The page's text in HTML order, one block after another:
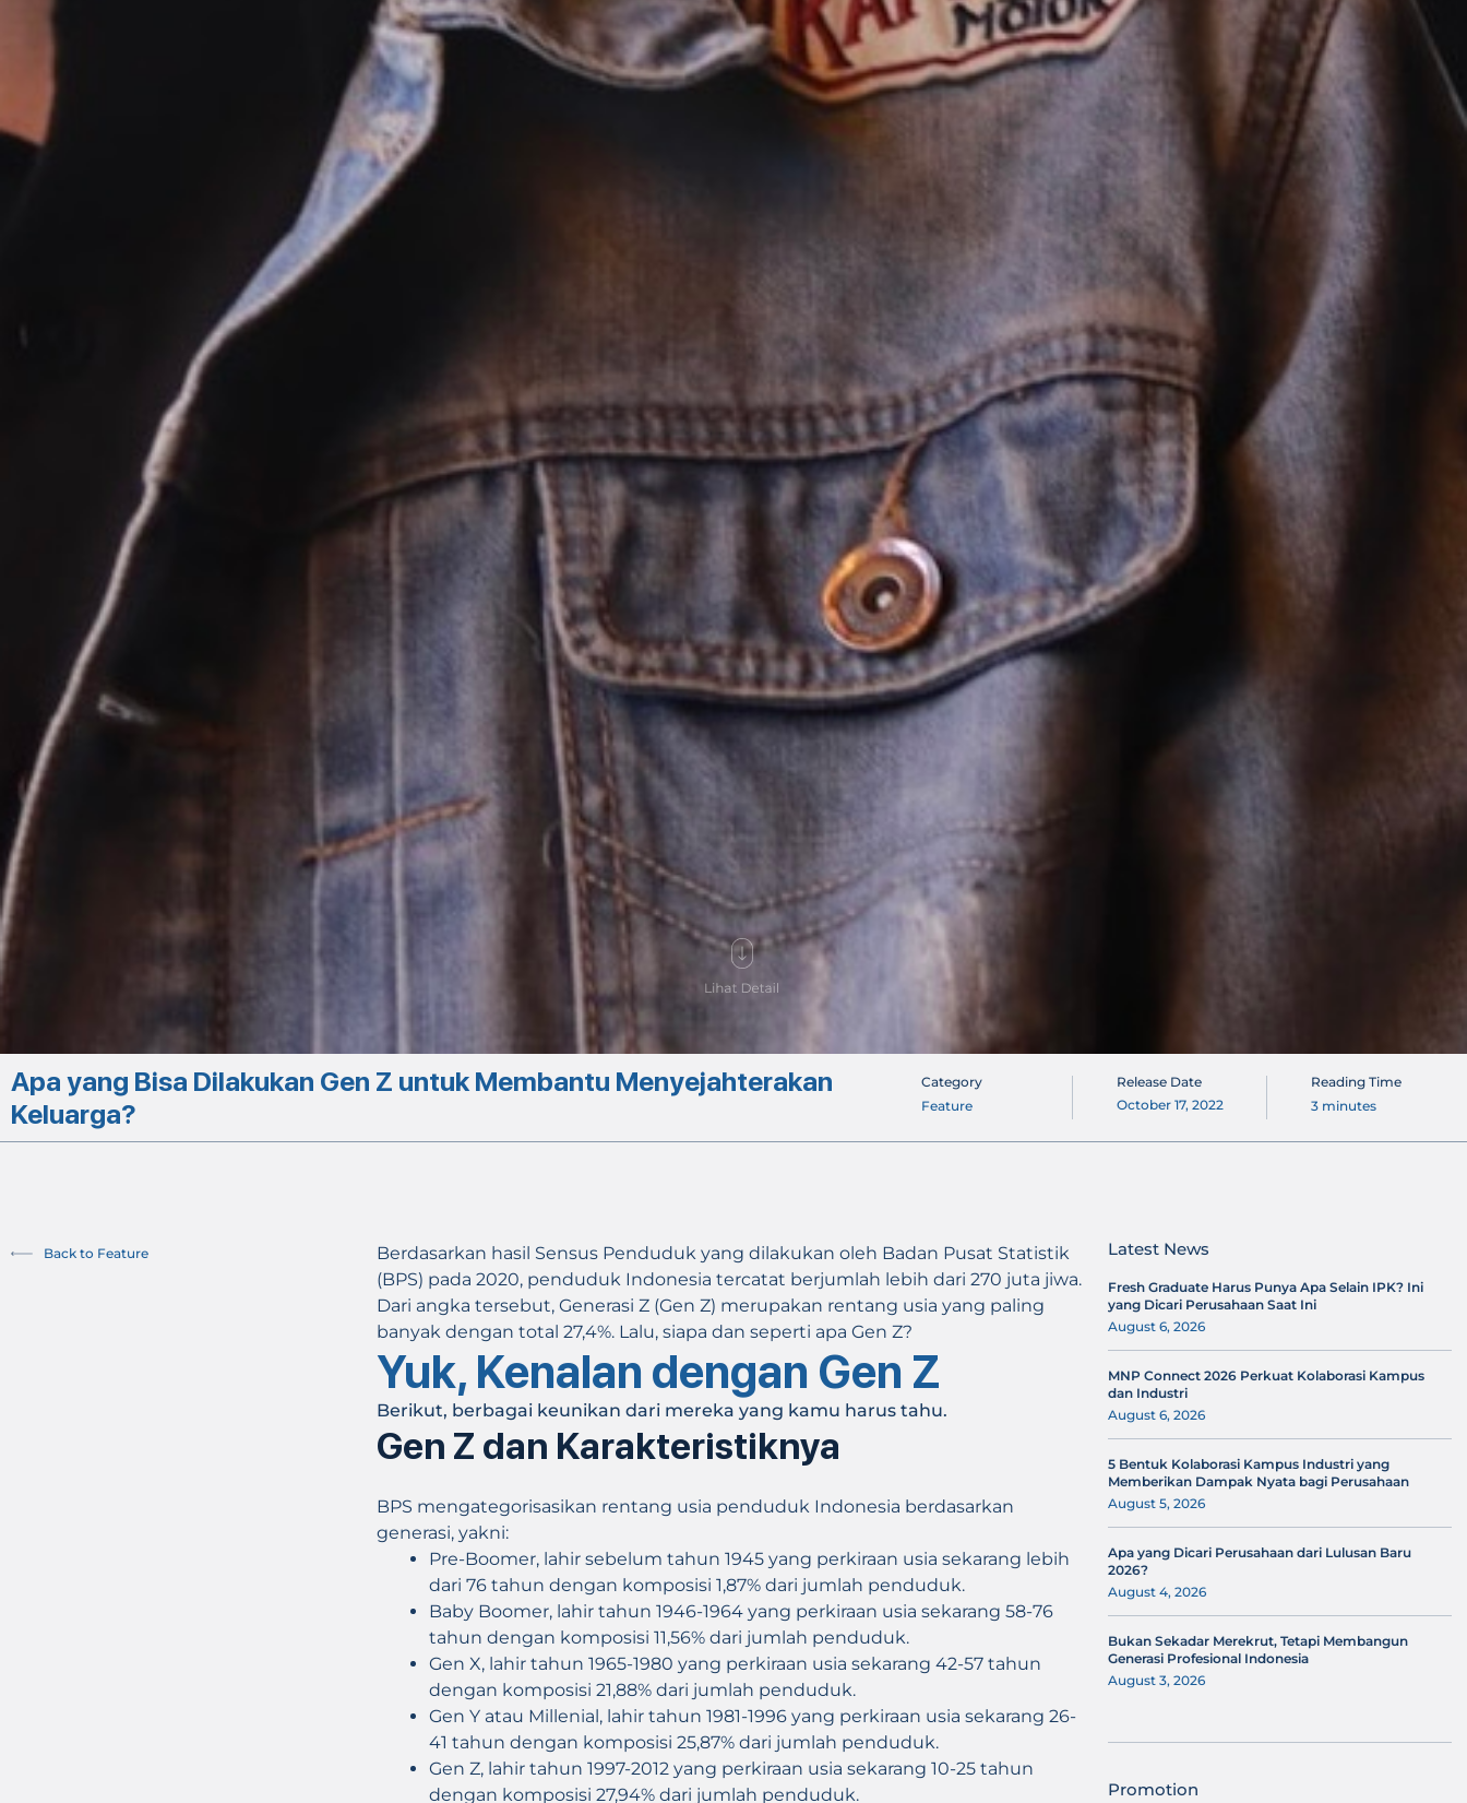
Apa yang Bisa Dilakukan Gen Z untuk Membantu Menyejahterakan
Keluarga?
Category
Feature
Release Date
October 17, 2022
Reading Time
3 minutes
Back to Feature
Berdasarkan hasil Sensus Penduduk yang dilakukan oleh Badan Pusat Statistik
(BPS) pada 2020, penduduk Indonesia tercatat berjumlah lebih dari 270 juta jiwa.
Dari angka tersebut, Generasi Z (Gen Z) merupakan rentang usia yang paling
banyak dengan total 27,4%. Lalu, siapa dan seperti apa Gen Z?
Yuk, Kenalan dengan Gen Z
Berikut, berbagai keunikan dari mereka yang kamu harus tahu.
Gen Z dan Karakteristiknya
BPS mengategorisasikan rentang usia penduduk Indonesia berdasarkan
generasi, yakni:
Pre-Boomer, lahir sebelum tahun 1945 yang perkiraan usia sekarang lebih
dari 76 tahun dengan komposisi 1,87% dari jumlah penduduk.
Baby Boomer, lahir tahun 1946-1964 yang perkiraan usia sekarang 58-76
tahun dengan komposisi 11,56% dari jumlah penduduk.
Gen X, lahir tahun 1965-1980 yang perkiraan usia sekarang 42-57 tahun
dengan komposisi 21,88% dari jumlah penduduk.
Gen Y atau Millenial, lahir tahun 1981-1996 yang perkiraan usia sekarang 26-
41 tahun dengan komposisi 25,87% dari jumlah penduduk.
Gen Z, lahir tahun 1997-2012 yang perkiraan usia sekarang 10-25 tahun
dengan komposisi 27,94% dari jumlah penduduk.
Latest News
Fresh Graduate Harus Punya Apa Selain IPK? Ini
yang Dicari Perusahaan Saat Ini
August 6, 2026
MNP Connect 2026 Perkuat Kolaborasi Kampus
dan Industri
August 6, 2026
5 Bentuk Kolaborasi Kampus Industri yang
Memberikan Dampak Nyata bagi Perusahaan
August 5, 2026
Apa yang Dicari Perusahaan dari Lulusan Baru
2026?
August 4, 2026
Bukan Sekadar Merekrut, Tetapi Membangun
Generasi Profesional Indonesia
August 3, 2026
Promotion